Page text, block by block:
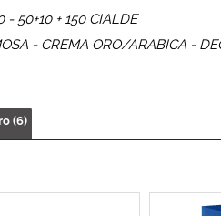
- 50+10 + 150 CIALDE
- CREMA ORO/ARABICA -
(6)